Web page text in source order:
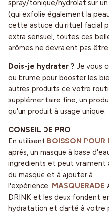
spray/tonique/hydrolat sur
(qui exfolie également la
cette astuce du rituel facial
extra sensuel, toutes ces
arômes ne devraient pas
Dois-je hydrater ? Je vous
ou brume pour booster les
autres produits de votre
supplémentaire fine, un
qu'un produit à usage unique.
CONSEIL DE PRO
En utilisant BOISSON POUR
après, un masque à base
ingrédients et peut vraiment
du masque et à ajouter à
l'expérience. MASQUERADE
DRINK et les deux fondent
hydratation et clarté à votre